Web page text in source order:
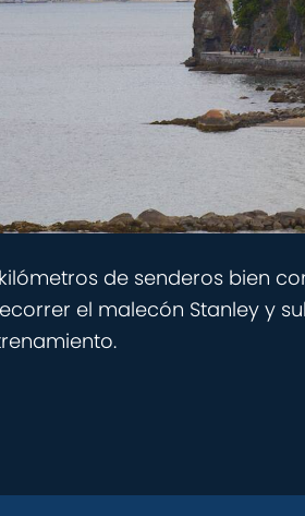
de senderos bien
el malecón Stanley y